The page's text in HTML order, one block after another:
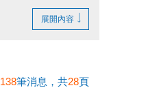
展開內容
138筆消息，共28頁